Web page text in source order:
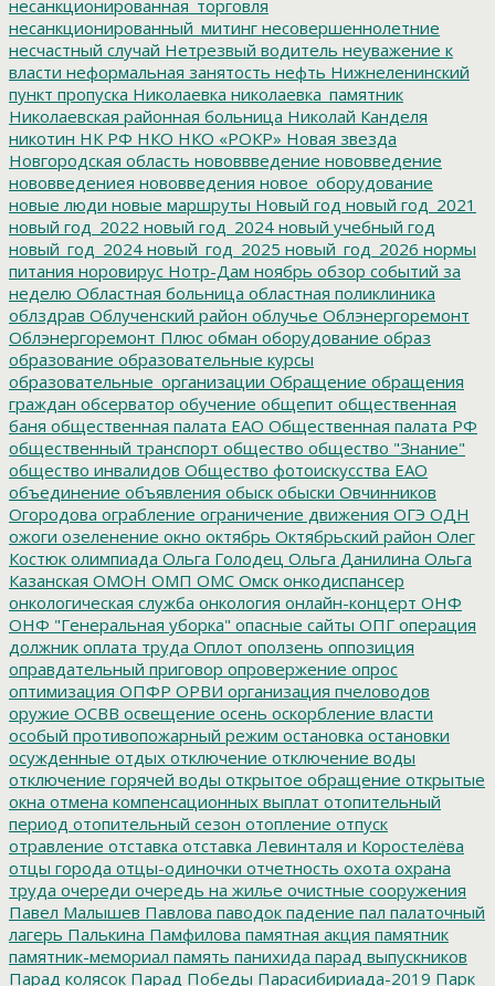
несанкционированная_торговля
несанкционированный_митинг несовершеннолетние
несчастный случай Нетрезвый водитель неуважение к
власти неформальная занятость нефть Нижнеленинский
пункт пропуска Николаевка николаевка_памятник
Николаевская районная больница Николай Канделя
никотин НК РФ НКО НКО «РОКР» Новая звезда
Новгородская область нововвведение нововведение
нововведениея нововведения новое_оборудование
новые люди новые маршруты Новый год новый год_2021
новый год_2022 новый год_2024 новый учебный год
новый_год_2024 новый_год_2025 новый_год_2026 нормы
питания норовирус Нотр-Дам ноябрь обзор событий за
неделю Областная больница областная поликлиника
облздрав Облученский район облучье Облэнергоремонт
Облэнергоремонт Плюс обман оборудование образ
образование образовательные курсы
образовательные_организации Обращение обращения
граждан обсерватор обучение общепит общественная
баня общественная палата ЕАО Общественная палата РФ
общественный транспорт общество общество "Знание"
общество инвалидов Общество фотоискусства ЕАО
объединение объявления обыск обыски Овчинников
Огородова ограбление ограничение движения ОГЭ ОДН
ожоги озеленение окно октябрь Октябрьский район Олег
Костюк олимпиада Ольга Голодец Ольга Данилина Ольга
Казанская ОМОН ОМП ОМС Омск онкодиспансер
онкологическая служба онкология онлайн-концерт ОНФ
ОНФ "Генеральная уборка" опасные сайты ОПГ операция
должник оплата труда Оплот оползень оппозиция
оправдательный приговор опровержение опрос
оптимизация ОПФР ОРВИ организация пчеловодов
оружие ОСВВ освещение осень оскорбление власти
особый противопожарный режим остановка остановки
осужденные отдых отключение отключение воды
отключение горячей воды открытое обращение открытые
окна отмена компенсационных выплат отопительный
период отопительный сезон отопление отпуск
отравление отставка отставка Левинталя и Коростелёва
отцы города отцы-одиночки отчетность охота охрана
труда очереди очередь на жилье очистные сооружения
Павел Малышев Павлова паводок падение пал палаточный
лагерь Палькина Памфилова памятная акция памятник
памятник-мемориал память панихида парад выпускников
Парад колясок Парад Победы Парасибириада-2019 Парк